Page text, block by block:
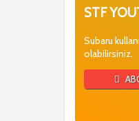
STF
Subaru
olabilirsiniz.